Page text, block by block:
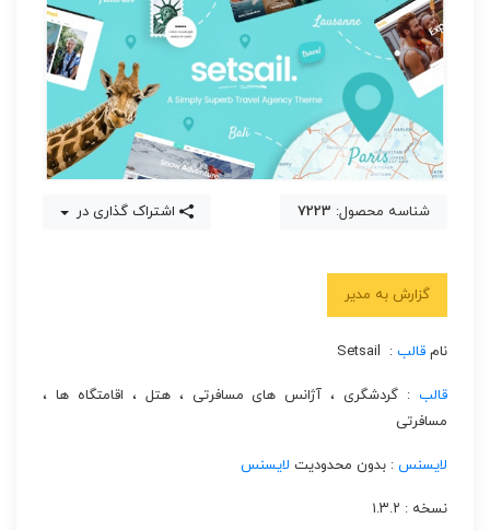
شناسه محصول: 7223 اشتراک گذاری در
گزارش به مدیر
نام قالب : Setsail
قالب : گردشگری ،‌ آژانس های مسافرتی ، هتل ، اقامتگاه ها ،
مسافرتی
لایسنس : بدون محدودیت لایسنس
نسخه : ۱.۳.۲